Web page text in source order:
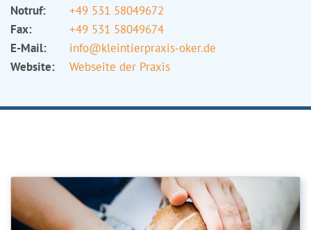
Notruf:
+49 531 58049672
Fax:
+49 531 58049674
E-Mail:
info@kleintierpraxis-oker.de
Website:
Webseite der Praxis